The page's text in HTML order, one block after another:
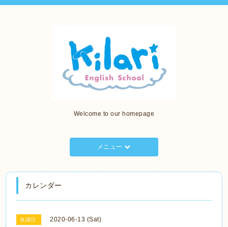
Welcome to our homepage
メニュー
カレンダー
休講日 2020-06-13 (Sat)